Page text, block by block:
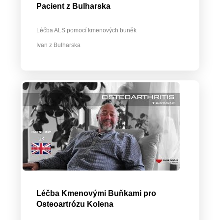
Pacient z Bulharska
Léčba ALS pomocí kmenových buněk
Ivan z Bulharska
Léčba Kmenovými Buňkami pro
Osteoartrózu Kolena